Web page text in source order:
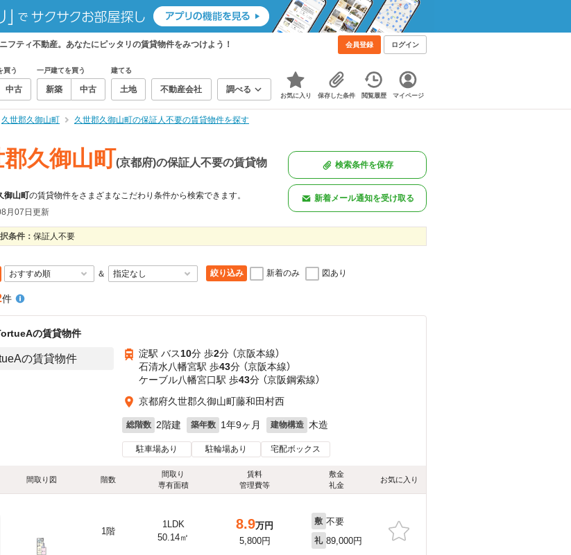
ティ不動産。あなたにピッタリの賃貸物件をみつけよう！ 会員登録 ログイン
買う
中古
一戸建てを買う
新築 中古
建てる
土地 不動産会社 調べる
お気に入り 保存した条件 閲覧履歴 マイページ
久世郡久御山町 久世郡久御山町の保証人不要の賃貸物件を探す
久御山町(京都府)の保証人不要の賃貸物
御山町の賃貸物件をさまざまなこだわり条件から検索できます。
月07日更新
検索条件を保存
新着メール通知を受け取る
条件： 保証人不要
＆ 絞り込み 新着のみ 図あり
件
の賃貸物件
淀駅 バス10分 歩2分 （京阪本線）
石清水八幡宮駅 歩43分 （京阪本線）
ケーブル八幡宮口駅 歩43分 （京阪鋼索線）
京都府久世郡久御山町藤和田村西
総階数 2階建 築年数 1年9ヶ月 建物構造 木造
駐車場あり 駐輪場あり 宅配ボックス
間取り図 階数
間取り
専有面積
賃料
管理費等
敷金
礼金
お気に入り
1階
1LDK
50.14㎡
8.9万円
5,800円
敷 不要
礼 89,000円